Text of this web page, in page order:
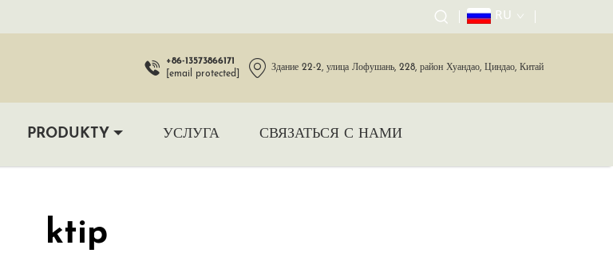
RU
+86-13573866171
[email protected]
Здание 22-2, улица Лофушань, 228, район Хуандао, Циндао, Китай
PRODUKTY УСЛУГА СВЯЗАТЬСЯ С НАМИ
ktip